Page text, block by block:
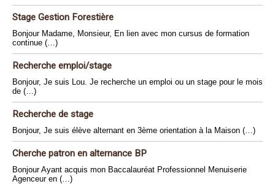
Stage Gestion Forestière
Bonjour Madame, Monsieur, En lien avec mon cursus de formation
continue (…)
Recherche emploi/stage
Bonjour, Je suis Lou. Je recherche un emploi ou un stage pour le mois
de (…)
Recherche de stage
Bonjour, Je suis élève alternant en 3ème orientation à la Maison (…)
Cherche patron en alternance BP
Bonjour Ayant acquis mon Baccalauréat Professionnel Menuiserie
Agenceur en (…)